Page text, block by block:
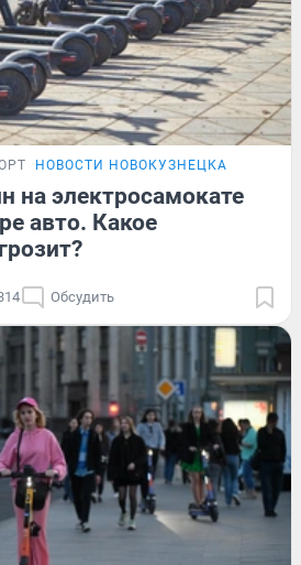
НОВОСТИ НОВОКУЗНЕЦКА
на электросамокате
авто. Какое
Обсудить